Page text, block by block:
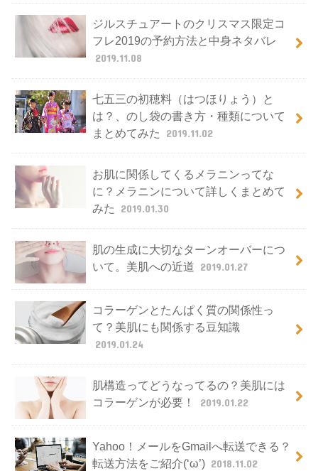
ジルスチュアートのクリスマス限定コ
フレ2019の予約方法と中身ネタバレ
2019.11.08
七五三の初穂料（はつほりょう）と
は？、のし袋の書き方・種類について
まとめてみた
2019.11.02
お肌に関係してくるメラニンってな
に？メラニンについて詳しくまとめて
みた
2019.01.30
肌の生成に大切なターンオーバーにつ
いて。美肌への近道 2019.01.27
コラーゲンとたんぱく質の関係性っ
て？美肌にも関係する豆知識
2019.01.24
肌構造ってどうなってるの？美肌には
コラーゲンが必要！
2019.01.22
Yahoo！メールをGmailへ転送できる？
転送方法をご紹介(‘ω’) 2018.11.02